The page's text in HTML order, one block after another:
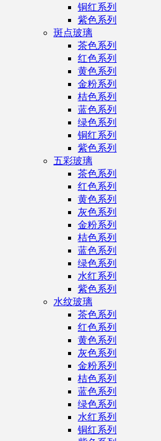
铜红系列
紫色系列
斑点玻璃
茶色系列
红色系列
黄色系列
金粉系列
桔色系列
蓝色系列
绿色系列
铜红系列
紫色系列
五彩玻璃
茶色系列
红色系列
黄色系列
灰色系列
金粉系列
桔色系列
蓝色系列
绿色系列
水红系列
紫色系列
水纹玻璃
茶色系列
红色系列
黄色系列
灰色系列
金粉系列
桔色系列
蓝色系列
绿色系列
水红系列
铜红系列